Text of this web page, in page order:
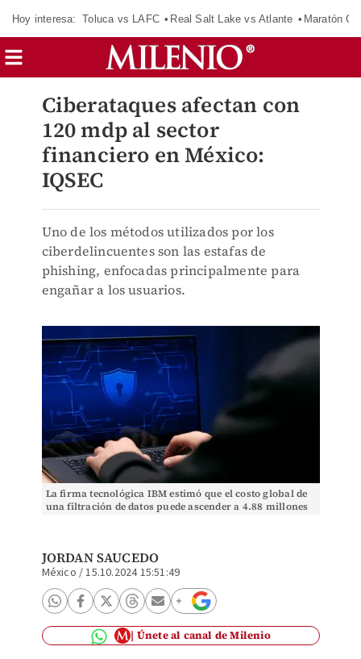
Hoy interesa: Toluca vs LAFC Real Salt Lake vs Atlante Maratón
Ciberataques afectan con
120 mdp al sector
financiero en México:
IQSEC
Uno de los métodos utilizados por los
ciberdelincuentes son las estafas de
phishing, enfocadas principalmente para
engañar a los usuarios.
La firma tecnológica IBM estimó que el costo global de
una filtración de datos puede ascender a 4.88 millones
JORDAN SAUCEDO
México /15.10.2024 15:51:49
Únete al canal de Milenio